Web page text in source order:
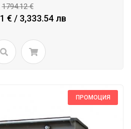
1794.12 €
€ / 3,333.54 лв
ПРОМОЦИЯ